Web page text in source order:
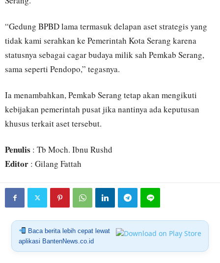
“Gedung BPBD lama termasuk delapan aset strategis yang
tidak kami serahkan ke Pemerintah Kota Serang karena
statusnya sebagai cagar budaya milik sah Pemkab Serang,
sama seperti Pendopo,” tegasnya.
Ia menambahkan, Pemkab Serang tetap akan mengikuti
kebijakan pemerintah pusat jika nantinya ada keputusan
khusus terkait aset tersebut.
Penulis : Tb Moch. Ibnu Rushd
Editor : Gilang Fattah
Baca berita lebih cepat lewat
aplikasi BantenNews.co.id